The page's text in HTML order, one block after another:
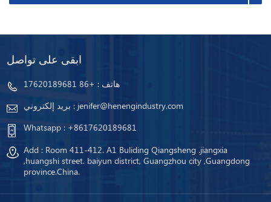
ابقى على تواصل
هاتف : +86 17620189681
بريد إلكتروني : jenifer@henengindustry.com
Whatsapp : +8617620189681
Add : Room 411-412. A1 Buliding Qiangsheng .jiangxia
,huangshi street. baiyun district, Guangzhou city ,Guangdong
province.China.